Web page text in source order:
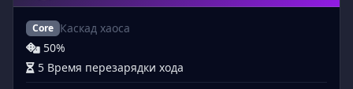
Core Каскад хаоса
50%
5 Время перезарядки хода